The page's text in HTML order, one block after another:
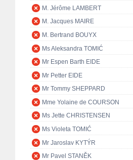
M. Jérôme LAMBERT
M. Jacques MAIRE
M. Bertrand BOUYX
Ms Aleksandra TOMIĆ
Mr Espen Barth EIDE
Mr Petter EIDE
Mr Tommy SHEPPARD
Mme Yolaine de COURSON
Ms Jette CHRISTENSEN
Ms Violeta TOMIĆ
Mr Jaroslav KYTÝR
Mr Pavel STANĚK